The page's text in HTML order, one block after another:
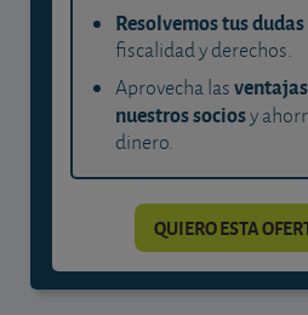
Resolvemos tus dudas
fiscalidad y derechos.
Aprovecha las
nuestros sociosy
dinero.
QUIERO ESTA